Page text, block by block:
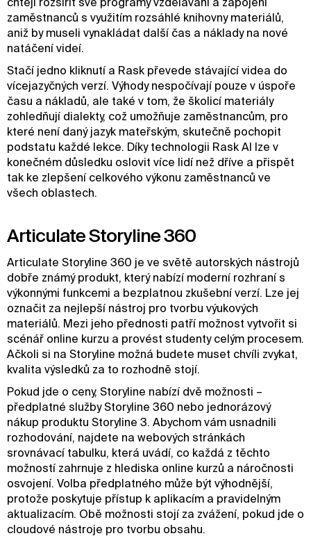
zaměstnanců s využitím rozsáhlé knihovny materiálů,
aniž by museli vynakládat další čas a náklady na nové
natáčení videí.
Stačí jedno kliknutí a Rask převede stávající videa do
vícejazyčných verzí. Výhody nespočívají pouze v úspoře
času a nákladů, ale také v tom, že školicí materiály
zohledňují dialekty, což umožňuje zaměstnancům, pro
které není daný jazyk mateřským, skutečně pochopit
podstatu každé lekce. Díky technologii Rask AI lze v
konečném důsledku oslovit více lidí než dříve a přispět
tak ke zlepšení celkového výkonu zaměstnanců ve
všech oblastech.
Articulate Storyline 360
Articulate Storyline 360 je ve světě autorských nástrojů
dobře známý produkt, který nabízí moderní rozhraní s
výkonnými funkcemi a bezplatnou zkušební verzí. Lze jej
označit za nejlepší nástroj pro tvorbu výukových
materiálů. Mezi jeho přednosti patří možnost vytvořit si
scénář online kurzu a provést studenty celým procesem.
Ačkoli si na Storyline možná budete muset chvíli zvykat,
kvalita výsledků za to rozhodně stojí.
Pokud jde o ceny, Storyline nabízí dvě možnosti –
předplatné služby Storyline 360 nebo jednorázový
nákup produktu Storyline 3. Abychom vám usnadnili
rozhodování, najdete na webových stránkách
srovnávací tabulku, která uvádí, co každá z těchto
možností zahrnuje z hlediska online kurzů a náročnosti
osvojení. Volba předplatného může být výhodnější,
protože poskytuje přístup k aplikacím a pravidelným
aktualizacím. Obě možnosti stojí za zvážení, pokud jde o
cloudové nástroje pro tvorbu obsahu.